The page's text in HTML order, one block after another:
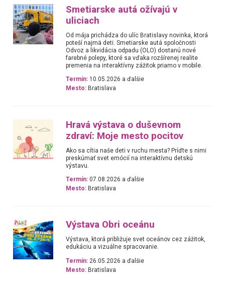
Smetiarske autá ožívajú v
uliciach
Od mája prichádza do ulíc Bratislavy novinka, ktorá
poteší najmä deti. Smetiarske autá spoločnosti
Odvoz a likvidácia odpadu (OLO) dostanú nové
farebné polepy, ktoré sa vďaka rozšírenej realite
premenia na interaktívny zážitok priamo v mobile.
Termín: 10.05.2026 a ďalšie
Mesto: Bratislava
Hravá výstava o duševnom
zdraví: Moje mesto pocitov
Ako sa cítia naše deti v ruchu mesta? Príďte s nimi
preskúmať svet emócií na interaktívnu detskú
výstavu.
Termín: 07.08.2026 a ďalšie
Mesto: Bratislava
Výstava Obri oceánu
Výstava, ktorá približuje svet oceánov cez zážitok,
edukáciu a vizuálne spracovanie.
Termín: 26.05.2026 a ďalšie
Mesto: Bratislava